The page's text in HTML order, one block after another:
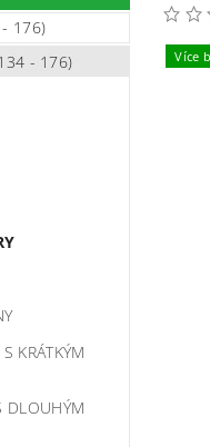
- 176)
- 176)
KRÁTKÝM
DLOUHÝM
Více